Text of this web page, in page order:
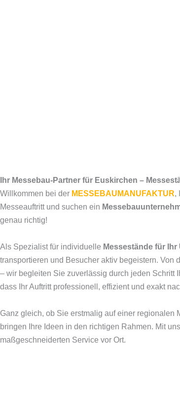
Ihr Messebau-Partner für Euskirchen –
Willkommen bei der MESSEBAUMANUFAKTUR,
Messeauftritt und suchen ein
genau richtig!
Als Spezialist für individuelle Messestände für
transportieren und Besucher aktiv begeistern. Von
– wir begleiten Sie zuverlässig durch jeden Schritt
dass Ihr Auftritt professionell, effizient und exakt
Ganz gleich, ob Sie erstmalig auf einer
bringen Ihre Ideen in den richtigen Rahmen. Mit
maßgeschneiderten Service vor Ort.